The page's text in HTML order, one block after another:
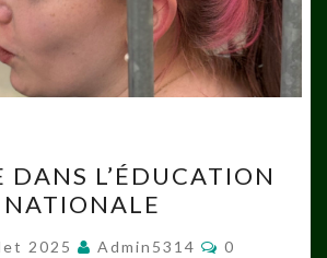
DANS
L’ÉDUCATION
NATIONALE
DANS L’ÉDUCATION
NATIONALE
2025 Admin5314
0